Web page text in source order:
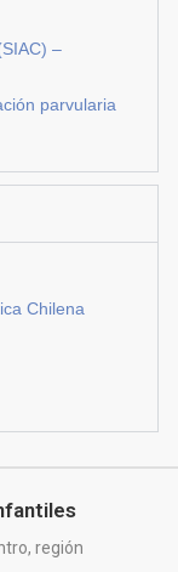
–
parvularia
Chilena
región